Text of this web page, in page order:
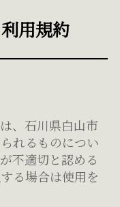
用規約
、石川県白山市
れるものについ
不適切と認める
る場合は使用を